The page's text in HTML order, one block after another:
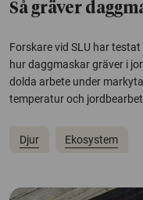
Så gräver
Forskare vid SLU har
hur daggmaskar gräver i
dolda arbete under
temperatur och
Djur Ekosystem